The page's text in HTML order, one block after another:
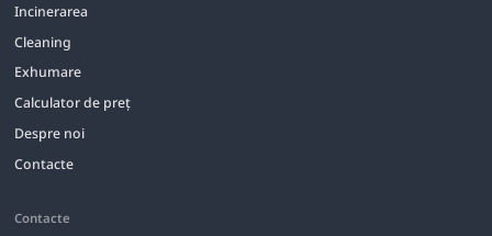
Incinerarea
Cleaning
Exhumare
Calculator de preț
Despre noi
Contacte
Contacte